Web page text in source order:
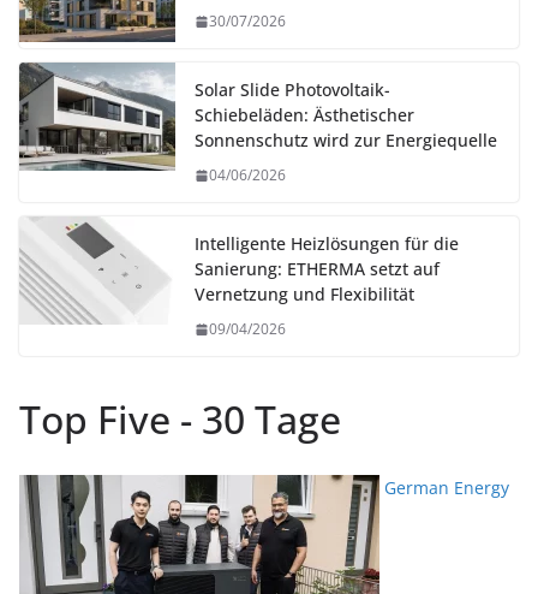
30/07/2026
Solar Slide Photovoltaik-
Schiebeläden: Ästhetischer
Sonnenschutz wird zur Energiequelle
04/06/2026
Intelligente Heizlösungen für die
Sanierung: ETHERMA setzt auf
Vernetzung und Flexibilität
09/04/2026
Top Five - 30 Tage
German Energy